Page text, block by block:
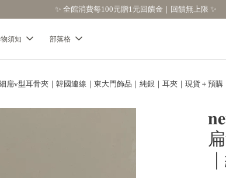
✨ 全館消費每100元贈1元回饋金｜回饋無上限 ✨
須知 部落格
扁v型耳骨夾｜韓國連線｜東大門飾品｜純銀｜耳夾｜現貨＋預購